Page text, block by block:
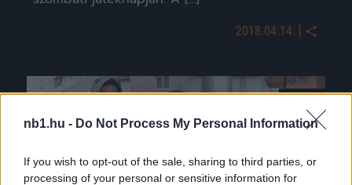
nb1.hu - Do Not Process My Personal Information
If you wish to opt-out of the sale, sharing to third parties, or
processing of your personal or sensitive information for
2018.04.14. |
NB1